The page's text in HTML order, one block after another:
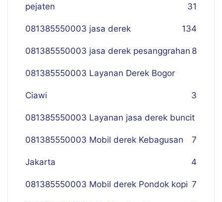
pejaten 31
081385550003 jasa derek 134
081385550003 jasa derek pesanggrahan 8
081385550003 Layanan Derek Bogor
Ciawi 3
081385550003 Layanan jasa derek buncit
7
081385550003 Mobil derek Kebagusan
Jakarta 4
081385550003 Mobil derek Pondok kopi 7